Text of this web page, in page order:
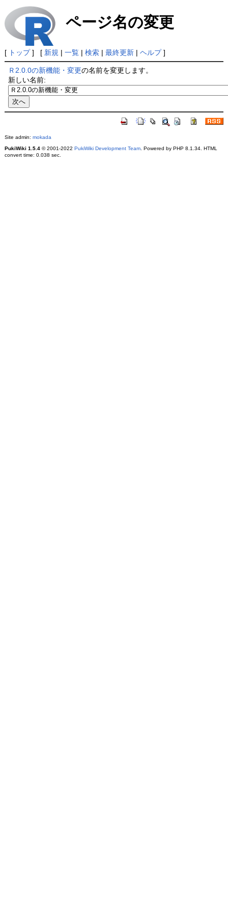
ページ名の変更
[ トップ] [ 新規 | 一覧| 検索| 最終更新| ヘルプ]
Ｒ2.0.0の新機能・変更の名前を変更します。
新しい名前:
Site admin: mokada
PukiWiki 1.5.4© 2001-2022 PukiWiki Development Team. Powered by PHP 8.1.34. HTML
convert time: 0.038 sec.